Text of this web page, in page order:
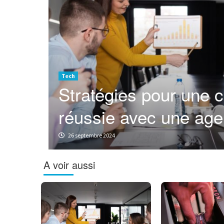
Tech
Stratégies pour une
réussie avec une
26 septembre 2024
A voir aussi